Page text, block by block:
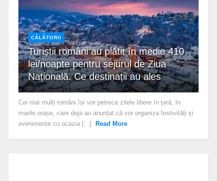
CĂLĂTORII
Turiștii români au plătit în medie 410
lei/noapte pentru sejurul de Ziua
Națională. Ce destinații au ales
Cei mai mulți români își vor petrece zilele libere în țară, în
marile orașe, care deja au anunțat că vor organiza festivități și
evenimente cu ocazia [...]
Read More